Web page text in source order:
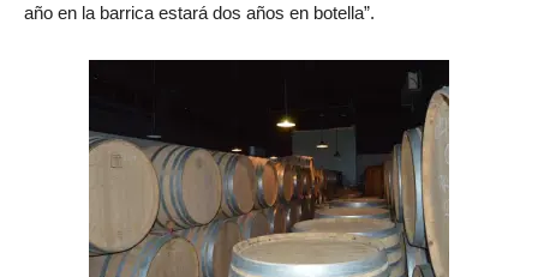
año en la barrica estará dos años en botella”.